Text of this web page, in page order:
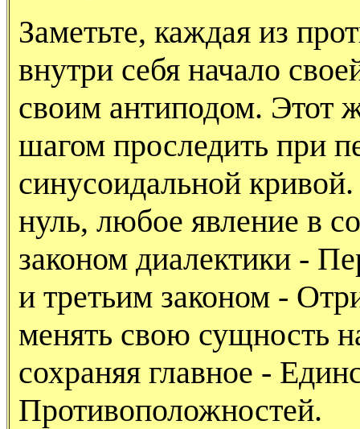
Заметьте, каждая из
внутри себя начало
своим антиподом. Этот
шагом проследить при
синусоидальной
нуль, любое явление в
законом диалектики -
и третьим законом -
менять свою сущность
сохраняя главное -
Противоположностей.